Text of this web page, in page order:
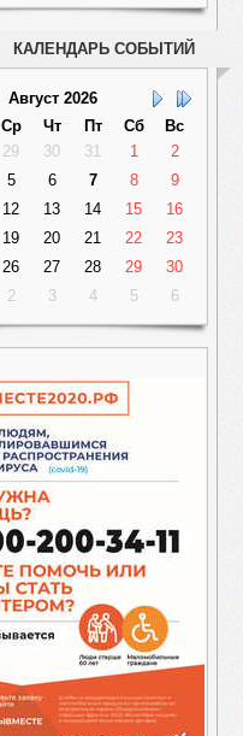
КАЛЕНДАРЬ СОБЫТИЙ
Август 2026
Ср Чт Пт Сб
Вс
29 30 31 1
2
5 6 7 8
9
12 13 14 15
16
19 20 21 22
23
26 27 28 29
30
2 3 4 5 6